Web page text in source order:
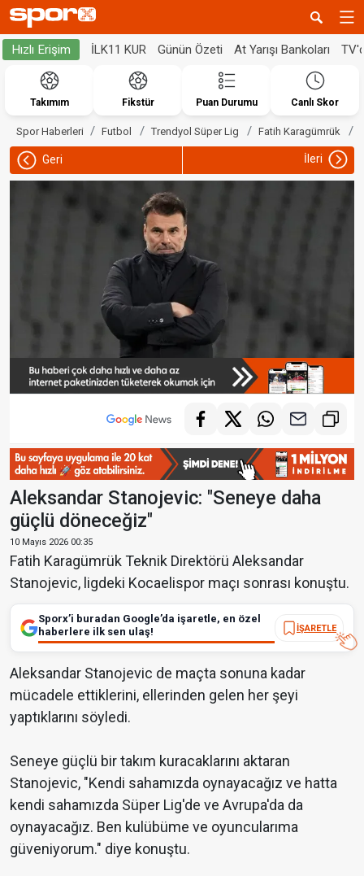
Hızlı Erişim İLK11 KUR Günün Özeti At Yarışı Bankoları
Takımım Fikstür Puan Durumu Canlı Skor
Spor Haberleri Futbol Trendyol Süper Lig Fatih Karagümrük
Geri İleri
Aleksandar Stanojevic: "Seneye daha
güçlü döneceğiz"
10 Mayıs 2026 00:35
Fatih Karagümrük Teknik Direktörü Aleksandar
Stanojevic, ligdeki Kocaelispor maçı sonrası konuştu.
Sporx’i buradan Google’da işaretle, en özel
haberlere ilk sen ulaş!
İŞARETLE
Aleksandar Stanojevic de maçta sonuna kadar
mücadele ettiklerini, ellerinden gelen her şeyi
yaptıklarını söyledi.
Seneye güçlü bir takım kuracaklarını aktaran
Stanojevic, "Kendi sahamızda oynayacağız ve hatta
kendi sahamızda Süper Lig'de ve Avrupa'da da
oynayacağız. Ben kulübüme ve oyuncularıma
güveniyorum." diye konuştu.